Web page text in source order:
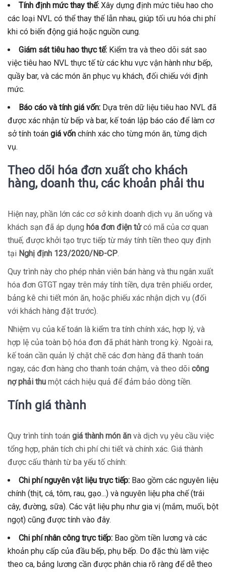
Tính định mức thay thế: Xây dựng định mức tiêu hao cho
các loại NVL có thể thay thế lẫn nhau, giúp tối ưu hóa chi phí
khi có biến động giá hoặc nguồn cung.
Giám sát tiêu hao thực tế: Kiểm tra và theo dõi sát sao
việc tiêu hao NVL thực tế từ các khu vực vận hành như bếp,
quầy bar, và các món ăn phục vụ khách, đối chiếu với định
mức.
Báo cáo và tính giá vốn: Dựa trên dữ liệu tiêu hao NVL đã
được xác nhận từ bếp và bar, kế toán lập báo cáo để làm cơ
sở tính toán giá vốn chính xác cho từng món ăn, từng dịch
vụ.
Theo dõi hóa đơn xuất cho khách
hàng, doanh thu, các khoản phải thu
Hiện nay, phần lớn các cơ sở kinh doanh dịch vụ ăn uống và
khách sạn đã áp dụng hóa đơn điện tửcó mã của cơ quan
thuế, được khởi tạo trực tiếp từ máy tính tiền theo quy định
tại Nghị định 123/2020/NĐ-CP.
Quy trình này cho phép nhân viên bán hàng và thu ngân xuất
hóa đơn GTGT ngay trên máy tính tiền, dựa trên phiếu order,
bảng kê chi tiết món ăn, hoặc phiếu xác nhận dịch vụ (đối
với khách hàng đặt trước).
Nhiệm vụ của kế toán là kiểm tra tính chính xác, hợp lý, và
hợp lệ của toàn bộ hóa đơn đã phát hành trong kỳ. Ngoài ra,
kế toán cần quản lý chặt chẽ các đơn hàng đã thanh toán
ngay, các đơn hàng cho thanh toán chậm, và theo dõi công
nợ phải thu một cách hiệu quả để đảm bảo dòng tiền.
Tính giá thành
Quy trình tính toán giá thành món ăn và dịch vụ yêu cầu việc
tổng hợp, phân tích chi phí chi tiết và chính xác. Giá thành
được cấu thành từ ba yếu tố chính:
Chi phí nguyên vật liệu trực tiếp: Bao gồm các nguyên liệu
chính (thịt, cá, tôm, rau, gạo...) và nguyên liệu pha chế (trái
cây, đường, sữa). Các vật liệu phụ như gia vị (mắm, muối, bột
ngọt) cũng được tính vào đây.
Chi phí nhân công trực tiếp: Bao gồm tiền lương và các
khoản phụ cấp của đầu bếp, phụ bếp. Do đặc thù làm việc
theo ca, bảng lương cần được phân chia rõ ràng để dễ theo